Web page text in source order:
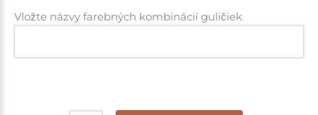
Vložte názvy farebných kombinácií guličiek